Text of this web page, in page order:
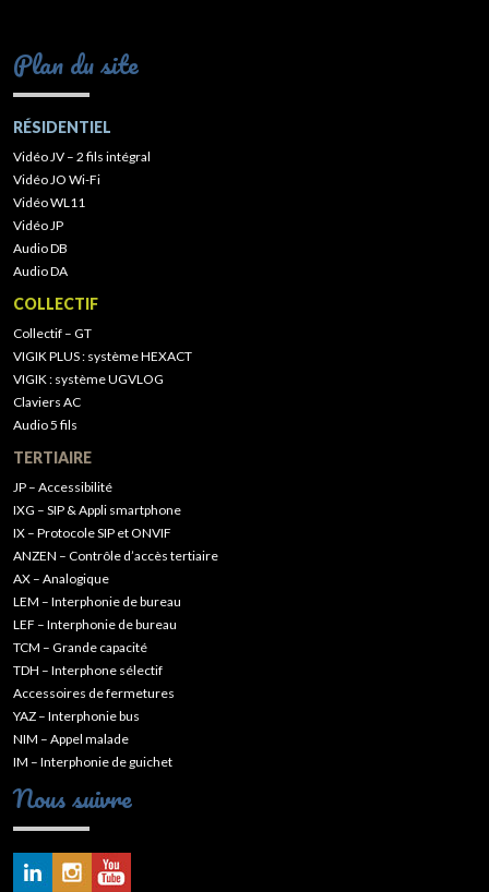
Plan du site
RÉSIDENTIEL
Vidéo JV – 2 fils intégral
Vidéo JO Wi-Fi
Vidéo WL11
Vidéo JP
Audio DB
Audio DA
COLLECTIF
Collectif – GT
VIGIK PLUS : système HEXACT
VIGIK : système UGVLOG
Claviers AC
Audio 5 fils
TERTIAIRE
JP – Accessibilité
IXG – SIP & Appli smartphone
IX – Protocole SIP et ONVIF
ANZEN – Contrôle d’accès tertiaire
AX – Analogique
LEM – Interphonie de bureau
LEF – Interphonie de bureau
TCM – Grande capacité
TDH – Interphone sélectif
Accessoires de fermetures
YAZ – Interphonie bus
NIM – Appel malade
IM – Interphonie de guichet
Nous suivre